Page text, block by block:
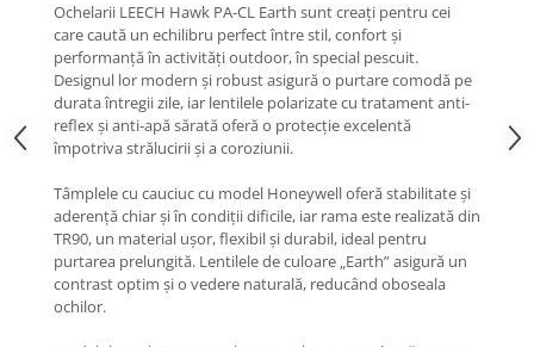
Ochelarii LEECH Hawk PA-CL Earth sunt creați pentru cei
care caută un echilibru perfect între stil, confort și
performanță în activități outdoor, în special pescuit.
Designul lor modern și robust asigură o purtare comodă pe
durata întregii zile, iar lentilele polarizate cu tratament anti-
reflex și anti-apă sărată oferă o protecție excelentă
împotriva strălucirii și a coroziunii.
Tâmplele cu cauciuc cu model Honeywell oferă stabilitate și
aderență chiar și în condiții dificile, iar rama este realizată din
TR90, un material ușor, flexibil și durabil, ideal pentru
purtarea prelungită. Lentilele de culoare „Earth” asigură un
contrast optim și o vedere naturală, reducând oboseala
ochilor.